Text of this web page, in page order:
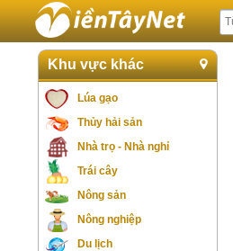
Khu vực khác
Lúa gạo
Thủy hải sản
Nhà trọ - Nhà nghỉ
Trái cây
Nông sản
Nông nghiệp
Du lịch